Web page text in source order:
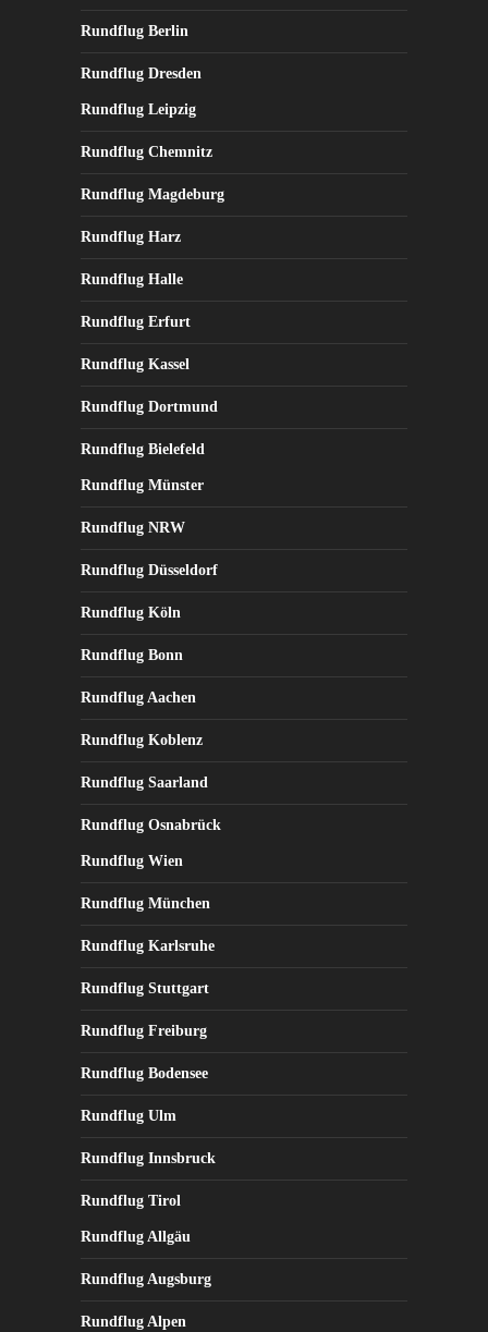
Rundflug Berlin
Rundflug Dresden
Rundflug Leipzig
Rundflug Chemnitz
Rundflug Magdeburg
Rundflug Harz
Rundflug Halle
Rundflug Erfurt
Rundflug Kassel
Rundflug Dortmund
Rundflug Bielefeld
Rundflug Münster
Rundflug NRW
Rundflug Düsseldorf
Rundflug Köln
Rundflug Bonn
Rundflug Aachen
Rundflug Koblenz
Rundflug Saarland
Rundflug Osnabrück
Rundflug Wien
Rundflug München
Rundflug Karlsruhe
Rundflug Stuttgart
Rundflug Freiburg
Rundflug Bodensee
Rundflug Ulm
Rundflug Innsbruck
Rundflug Tirol
Rundflug Allgäu
Rundflug Augsburg
Rundflug Alpen